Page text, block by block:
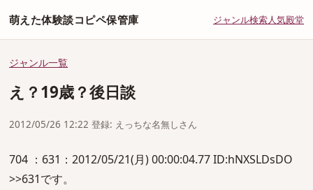
萌えた体験談コピペ保管庫 ジャンル検索人気殿堂
ジャンル一覧
え？19歳？後日談
2012/05/26 12:22 登録: えっちな名無しさん
704 ：631：2012/05/21(月) 00:00:04.77 ID:hNXSLDsDO
>>631です。